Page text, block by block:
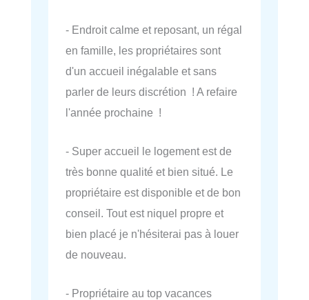
- Endroit calme et reposant, un régal
en famille, les propriétaires sont
d'un accueil inégalable et sans
parler de leurs discrétion ! A refaire
l'année prochaine !
- Super accueil le logement est de
très bonne qualité et bien situé. Le
propriétaire est disponible et de bon
conseil. Tout est niquel propre et
bien placé je n'hésiterai pas à louer
de nouveau.
- Propriétaire au top vacances